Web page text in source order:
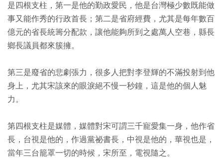
是四根支柱，第一是他的勤政愛民，他是台灣極少數既能做
事又能作秀的行政首長；第二是省府經費，尤其是每年數百
億元的省長統籌分配款，讓他能夠所到之處萬人空巷，縣長
鄉長議員都來簇擁。
第三是廢省的悲劇張力，很多人把對李登輝的不滿投射到他
身上，尤其宋該來的眼淚絕不慢一秒鐘，這是他的個人魅
力。
第四根支柱是媒體，媒體對宋可謂三千寵愛集一身，他作省
長，台視是他的，作過黨祕書長，中視是他的，華視也是，
當年三台籠罩一切的時候，宋所至，電視隨之。